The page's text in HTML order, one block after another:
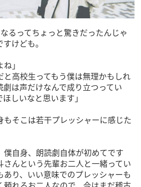
るってちょっと驚きだったんじゃ
けども。
」
高校生ってもう僕は無理かもしれ
は声だけなんで成り立つってい
しいなと思います」
そこは若干プレッシャーに感じた
僕自身、朗読劇自体が初めてです
さんという先輩お二人と一緒ってい
あり、いい意味でのプレッシャーも